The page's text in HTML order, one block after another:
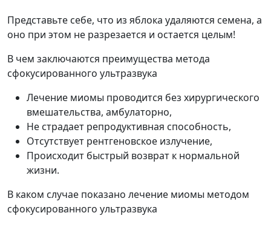
Представьте себе, что из яблока удаляются семена, а
оно при этом не разрезается и оcтается целым!
В чем заключаются преимущества метода
сфокусированного ультразвука
Лечение миомы проводится без хирургического
вмешательства, амбулаторно,
Не страдает репродуктивная способность,
Отсутствует рентгеновское излучение,
Происходит быстрый возврат к нормальной
жизни.
В каком случае показано лечение миомы методом
сфокусированного ультразвука